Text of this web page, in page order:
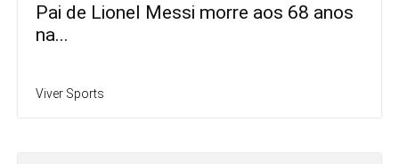
Pai de Lionel Messi morre aos 68 anos
na...
Viver Sports